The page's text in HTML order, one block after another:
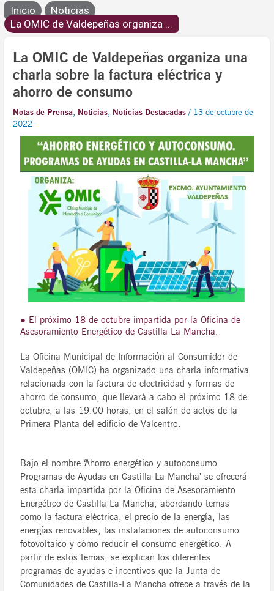
Inicio
Noticias
La OMIC de Valdepeñas organiza ...
La OMIC de Valdepeñas organiza una
charla sobre la factura eléctrica y
ahorro de consumo
Notas de Prensa, Noticias, Noticias Destacadas / 13 de octubre de
2022
● El próximo 18 de octubre impartida por la Oficina de
Asesoramiento Energético de Castilla-La Mancha.
La Oficina Municipal de Información al Consumidor de
Valdepeñas (OMIC) ha organizado una charla informativa
relacionada con la factura de electricidad y formas de
ahorro de consumo, que llevará a cabo el próximo 18 de
octubre, a las 19:00 horas, en el salón de actos de la
Primera Planta del edificio de Valcentro.
Bajo el nombre ‘Ahorro energético y autoconsumo.
Programas de Ayudas en Castilla-La Mancha’ se ofrecerá
esta charla impartida por la Oficina de Asesoramiento
Energético de Castilla-La Mancha, abordando temas
como la factura eléctrica, el precio de la energía, las
energías renovables, las instalaciones de autoconsumo
fotovoltaico y cómo reducir el consumo energético. A
partir de estos temas, se explican los diferentes
programas de ayudas e incentivos que la Junta de
Comunidades de Castilla-La Mancha ofrece a través de la